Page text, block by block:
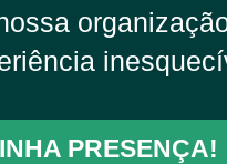
PRESENÇA!